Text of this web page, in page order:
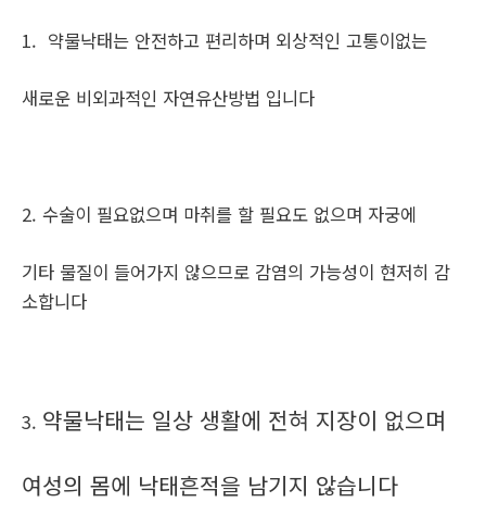
1. 약물낙태는 안전하고 편리하며 외상적인 고통이없는
새로운 비외과적인 자연유산방법 입니다
2. 수술이 필요없으며 마취를 할 필요도 없으며 자궁에
기타 물질이 들어가지 않으므로 감염의 가능성이 현저히 감
소합니다
3. 약물낙태는 일상 생활에 전혀 지장이 없으며
여성의 몸에 낙태흔적을 남기지 않습니다